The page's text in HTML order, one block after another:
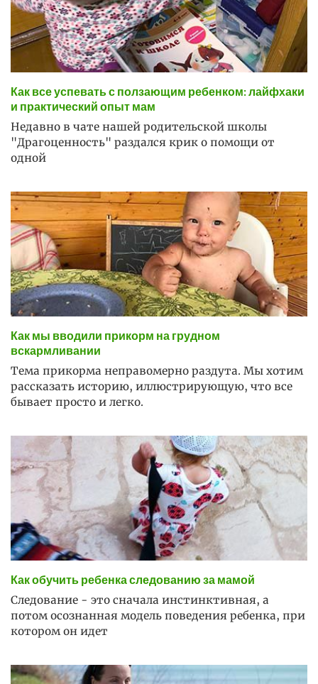
Как все успевать с ползающим ребенком: лайфхаки
и практический опыт мам
Недавно в чате нашей родительской школы
"Драгоценность" раздался крик о помощи от
одной
Как мы вводили прикорм на грудном
вскармливании
Тема прикорма неправомерно раздута. Мы хотим
рассказать историю, иллюстрирующую, что все
бывает просто и легко.
Как обучить ребенка следованию за мамой
Следование - это сначала инстинктивная, а
потом осознанная модель поведения ребенка, при
котором он идет